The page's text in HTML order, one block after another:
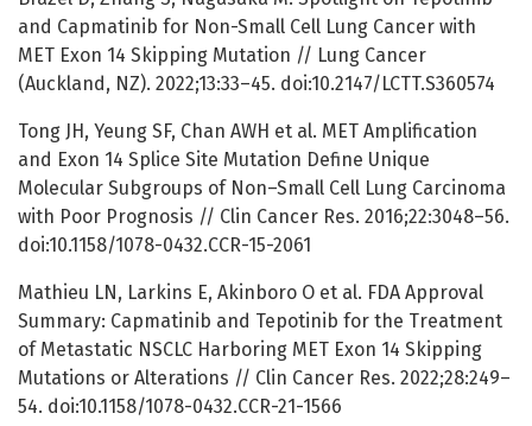
and Capmatinib for Non-Small Cell Lung Cancer with
MET Exon 14 Skipping Mutation // Lung Cancer
(Auckland, NZ). 2022;13:33–45. doi:10.2147/LCTT.S360574
Tong JH, Yeung SF, Chan AWH et al. MET Amplification
and Exon 14 Splice Site Mutation Define Unique
Molecular Subgroups of Non–Small Cell Lung Carcinoma
with Poor Prognosis // Clin Cancer Res. 2016;22:3048–56.
doi:10.1158/1078-0432.CCR-15-2061
Mathieu LN, Larkins E, Akinboro O et al. FDA Approval
Summary: Capmatinib and Tepotinib for the Treatment
of Metastatic NSCLC Harboring MET Exon 14 Skipping
Mutations or Alterations // Clin Cancer Res. 2022;28:249–
54. doi:10.1158/1078-0432.CCR-21-1566